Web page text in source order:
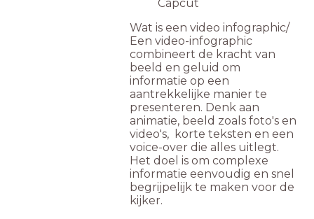
Capcut
Wat is een video infographic/
Een video-infographic
combineert de kracht van
beeld en geluid om
informatie op een
aantrekkelijke manier te
presenteren. Denk aan
animatie, beeld zoals foto's en
video's, korte teksten en een
voice-over die alles uitlegt.
Het doel is om complexe
informatie eenvoudig en snel
begrijpelijk te maken voor de
kijker.